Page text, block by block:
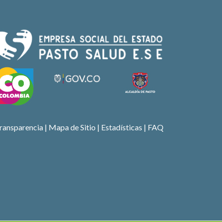
| Mapa de Sitio | Estadísticas | FAQ